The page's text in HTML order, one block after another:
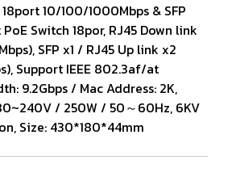
10/100/1000Mbps & SFP
Switch 18por, RJ45 Down link
SFP x1 / RJ45 Up link x2
Support IEEE 802.3af/at
9.2Gbps / Mac Address: 2K,
/ 250W / 50～60Hz, 6KV
Size: 430*180*44mm